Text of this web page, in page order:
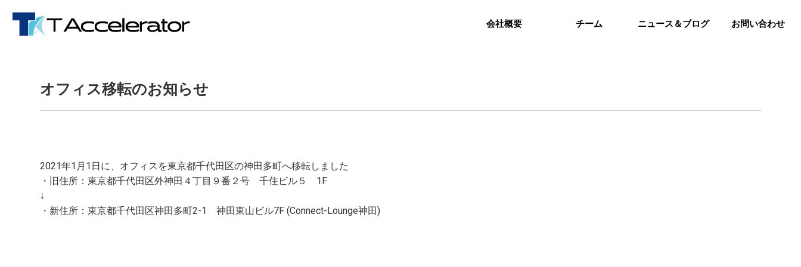
会社概要 チーム ニュース＆ブログ お問い合わせ
オフィス移転のお知らせ
オフィス移転のお知らせ
2021年1月1日に、オフィスを東京都千代田区の神田多町へ移転しました
・旧住所：東京都千代田区外神田４丁目９番２号 千住ビル５ 1F
↓
・新住所：東京都千代田区神田多町2-1 神田東山ビル7F (Connect-Lounge神田)